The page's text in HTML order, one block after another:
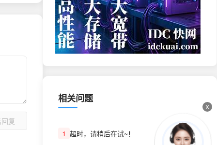
X
复
相关问题
1 超时，请稍后在试~！